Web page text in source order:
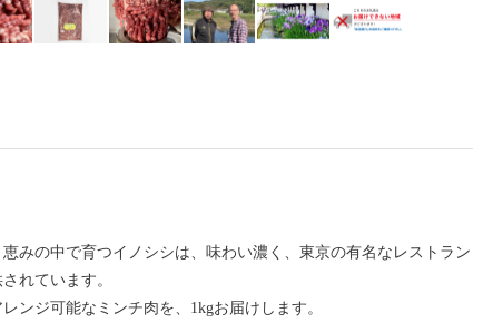
みの中で育つイノシシは、味わい濃く、東京の有名なレストラン
れています。
ンジ可能なミンチ肉を、1kgお届けします。